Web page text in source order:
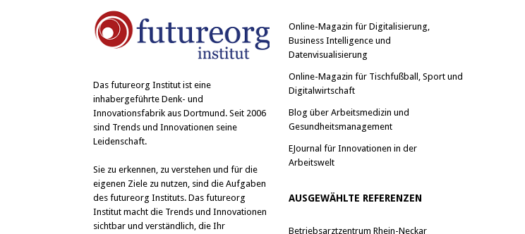
Das futureorg Institut ist eine
inhabergeführte Denk- und
Innovationsfabrik aus Dortmund. Seit 2006
sind Trends und Innovationen seine
Leidenschaft.
Sie zu erkennen, zu verstehen und für die
eigenen Ziele zu nutzen, sind die Aufgaben
des futureorg Instituts. Das futureorg
Institut macht die Trends und Innovationen
sichtbar und verständlich, die Ihr
Online-Magazin für Digitalisierung,
Business Intelligence und
Datenvisualisierung
Online-Magazin für Tischfußball, Sport und
Digitalwirtschaft
Blog über Arbeitsmedizin und
Gesundheitsmanagement
EJournal für Innovationen in der
Arbeitswelt
AUSGEWÄHLTE REFERENZEN
Betriebsarztzentrum Rhein-Neckar